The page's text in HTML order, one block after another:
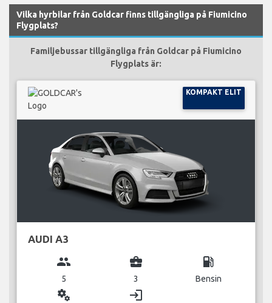
Vilka hyrbilar från Goldcar finns tillgängliga på Fiumicino
Flygplats?
Familjebussar tillgängliga från Goldcar på Fiumicino
Flygplats är:
KOMPAKT ELIT
AUDI A3
group
5
business_center
3
local_gas_station
Bensin
miscellaneous_services login